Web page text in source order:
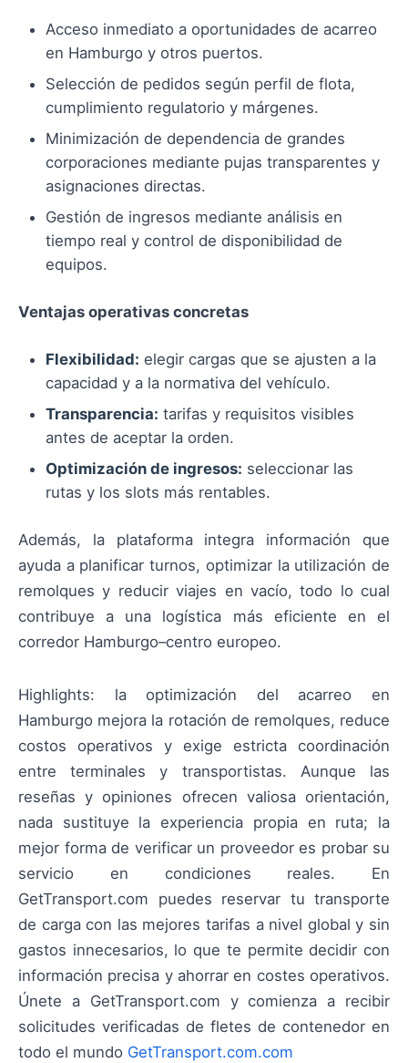
Acceso inmediato a oportunidades de acarreo
en Hamburgo y otros puertos.
Selección de pedidos según perfil de flota,
cumplimiento regulatorio y márgenes.
Minimización de dependencia de grandes
corporaciones mediante pujas transparentes y
asignaciones directas.
Gestión de ingresos mediante análisis en
tiempo real y control de disponibilidad de
equipos.
Ventajas operativas concretas
Flexibilidad: elegir cargas que se ajusten a la
capacidad y a la normativa del vehículo.
Transparencia: tarifas y requisitos visibles
antes de aceptar la orden.
Optimización de ingresos: seleccionar las
rutas y los slots más rentables.
Además, la plataforma integra información que
ayuda a planificar turnos, optimizar la utilización de
remolques y reducir viajes en vacío, todo lo cual
contribuye a una logística más eficiente en el
corredor Hamburgo–centro europeo.
Highlights: la optimización del acarreo en
Hamburgo mejora la rotación de remolques, reduce
costos operativos y exige estricta coordinación
entre terminales y transportistas. Aunque las
reseñas y opiniones ofrecen valiosa orientación,
nada sustituye la experiencia propia en ruta; la
mejor forma de verificar un proveedor es probar su
servicio en condiciones reales. En
GetTransport.com puedes reservar tu transporte
de carga con las mejores tarifas a nivel global y sin
gastos innecesarios, lo que te permite decidir con
información precisa y ahorrar en costes operativos.
Únete a GetTransport.com y comienza a recibir
solicitudes verificadas de fletes de contenedor en
todo el mundo GetTransport.com.com